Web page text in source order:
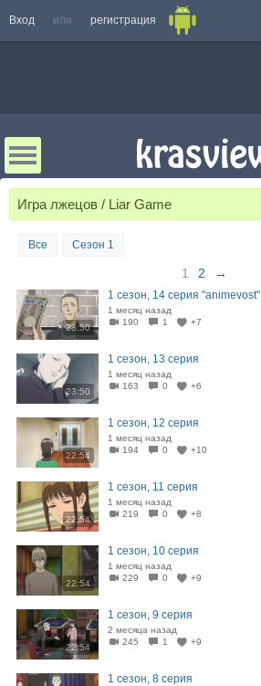
Вход или регистрация
Игра лжецов / Liar Game
Все Сезон 1
1 2 →
23:50
1 сезон, 14 серия "animevost"
1 месяц назад
190
1 +7
23:50
1 сезон, 13 серия
1 месяц назад
163
0 +6
22:54
1 сезон, 12 серия
1 месяц назад
194
0 +10
22:54
1 сезон, 11 серия
1 месяц назад
219
0 +8
22:54
1 сезон, 10 серия
1 месяц назад
229
0 +9
22:54
1 сезон, 9 серия
2 месяца назад
245
1 +9
1 сезон, 8 серия